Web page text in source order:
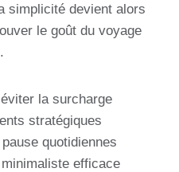
simplicité devient alors
le goût du voyage
la surcharge
stratégiques
quotidiennes
efficace